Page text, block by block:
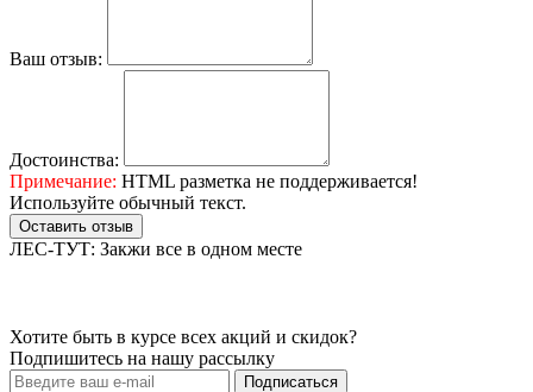
Ваш отзыв:
Достоинства:
Примечание: HTML разметка не поддерживается!
Используйте обычный текст.
Оставить отзыв
ЛЕС-ТУТ: Закжи все в одном месте
Хотите быть в курсе всех акций и скидок?
Подпишитесь на нашу рассылку
Подписаться